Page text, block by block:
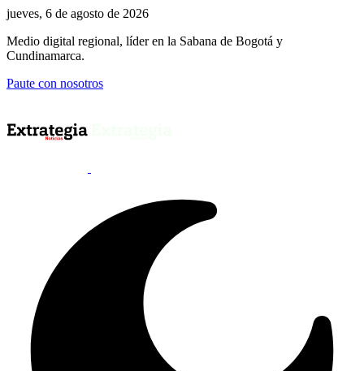
jueves, 6 de agosto de 2026
Medio digital regional, líder en la Sabana de Bogotá y
Cundinamarca.
Paute con nosotros